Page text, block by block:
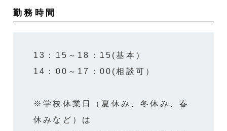
勤務時間
13：15～18：15(基本）
14：00～17：00(相談可）
※学校休業日（夏休み、冬休み、春
休みなど）は